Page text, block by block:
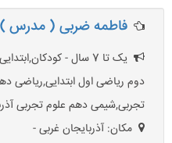
فاطمه ضربی ( مدرس )
یک تا 7 سال -
دوم ریاضی اول ابتدایی,ریاضی
تجربی,شیمی دهم علوم تجربی
مکان: آذربایجان غربی -